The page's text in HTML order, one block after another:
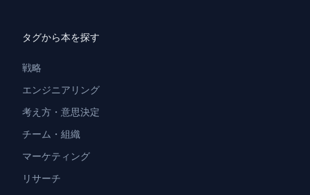
タグから本を探す
戦略
エンジニアリング
考え方・意思決定
チーム・組織
マーケティング
リサーチ